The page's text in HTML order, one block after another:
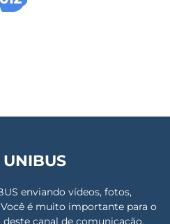
enviando vídeos, fotos,
é muito importante para o
canal de comunicação.